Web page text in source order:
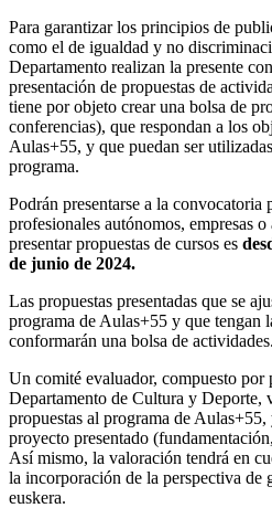
Para garantizar los principios de
como el de igualdad y no
Departamento realizan la presente
presentación de propuestas de
tiene por objeto crear una bolsa de
conferencias), que respondan a los
Aulas+55, y que puedan ser
programa.
Podrán presentarse a la convocatoria
profesionales autónomos, empresas
presentar propuestas de cursos es
de junio de 2024.
Las propuestas presentadas que se
programa de Aulas+55 y que tengan
conformarán una bolsa de actividades.
Un comité evaluador, compuesto por
Departamento de Cultura y Deporte,
propuestas al programa de
proyecto presentado
Así mismo, la valoración tendrá en
la incorporación de la perspectiva de
euskera.